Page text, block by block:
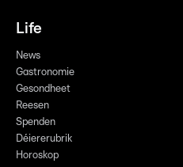
Life
News
Gastronomie
Gesondheet
Reesen
Spenden
Déiererubrik
Horoskop